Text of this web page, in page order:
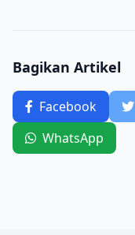
Bagikan Artikel
Facebook
WhatsApp